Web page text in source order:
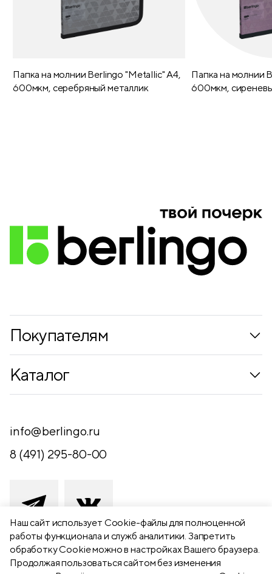
Наш сайт использует Сookie-файлы для полноценной
работы функционала и служб аналитики. Запретить
обработку Cookie можно в настройках Вашего браузера.
Продолжая пользоваться сайтом без изменения
Папка на молнии Berlingo "Metallic" А4,
600мкм, серебряный металлик
Папка на молнии
600мкм,
Покупателям
Контакты
Обратная связь
Каталог
Письменные принадлежности
Канцелярские принадлежности
Чертежные принадлежности
Хобби и творчество
Презентационное оборудование
Школьный текстиль
info@berlingo.ru
8 (491) 295-80-00
391111 Рязанская обл., Рыбновский р-